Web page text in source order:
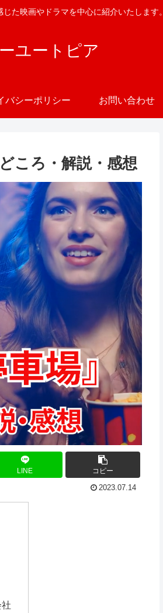
た映画やドラマを中心に紹介いたします。
ユートピア
バシーポリシー お問い合わせ
ころ・解説・感想
LINE コピー
2023.07.14